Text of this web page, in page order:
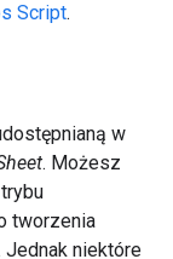
Script.
w
. Możesz
tworzenia
Jednak niektóre